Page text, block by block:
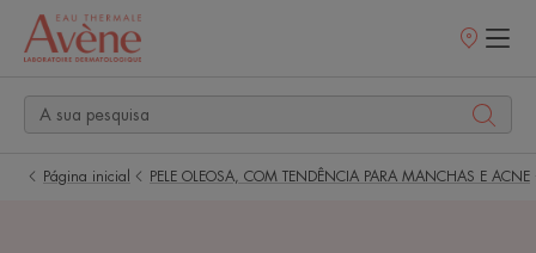
Pontos
Página inicial PELE OLEOSA, COM TENDÊNCIA PARA MANCHAS E ACNE